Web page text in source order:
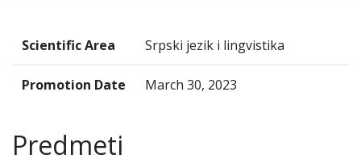
Scientific Area Srpski jezik i lingvistika
Promotion Date March 30, 2023
Predmeti